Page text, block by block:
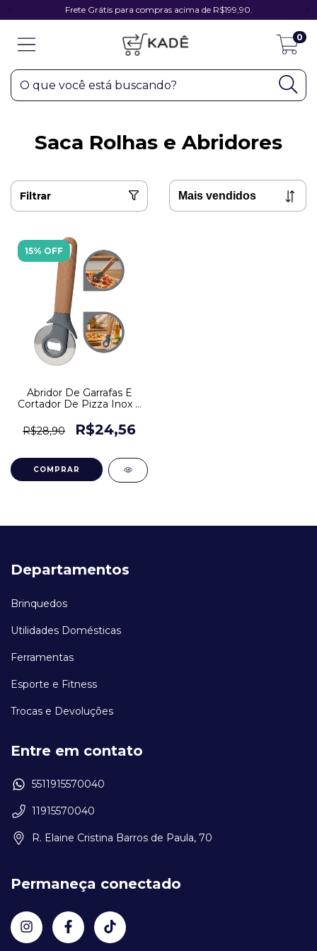
Frete Grátis para compras acima de R$199,90.
0
Saca Rolhas e Abridores
Filtrar
15% OFF
Abridor De Garrafas E
Cortador De Pizza Inox 2
R$28,90
R$24,56
Departamentos
Brinquedos
Utilidades Domésticas
Ferramentas
Esporte e Fitness
Trocas e Devoluções
Entre em contato
5511915570040
11915570040
R. Elaine Cristina Barros de Paula, 70
Permaneça conectado